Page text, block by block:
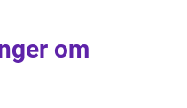
om